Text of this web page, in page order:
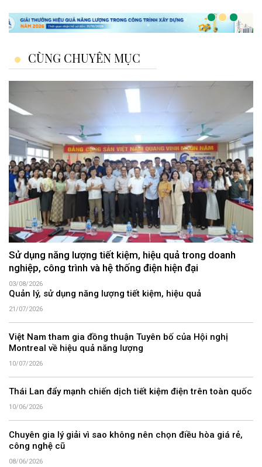
CÙNG CHUYÊN MỤC
Sử dụng năng lượng tiết kiệm, hiệu quả trong doanh
nghiệp, công trình và hệ thống điện hiện đại
03/08/2026
Quản lý, sử dụng năng lượng tiết kiệm, hiệu quả
21/07/2026
Việt Nam tham gia đồng thuận Tuyên bố của Hội nghị
Montreal về hiệu quả năng lượng
10/07/2026
Thái Lan đẩy mạnh chiến dịch tiết kiệm điện trên toàn quốc
10/06/2026
Chuyên gia lý giải vì sao không nên chọn điều hòa giá rẻ,
công nghệ cũ
08/06/2026